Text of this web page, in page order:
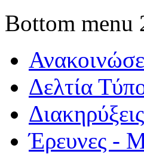
Bottom menu
Δελτία
Έρευνες -